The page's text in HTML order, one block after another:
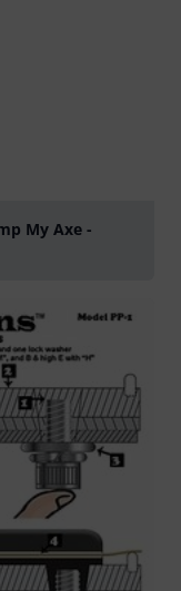
My Axe -